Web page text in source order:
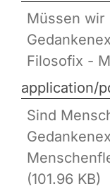
Müssen wir
Filosofix -
application/
Sind
(101.96 KB)